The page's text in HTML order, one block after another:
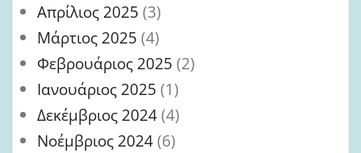
Απρίλιος 2025 (3)
Μάρτιος 2025 (4)
Φεβρουάριος 2025 (2)
Ιανουάριος 2025 (1)
Δεκέμβριος 2024(4)
Νοέμβριος 2024(6)